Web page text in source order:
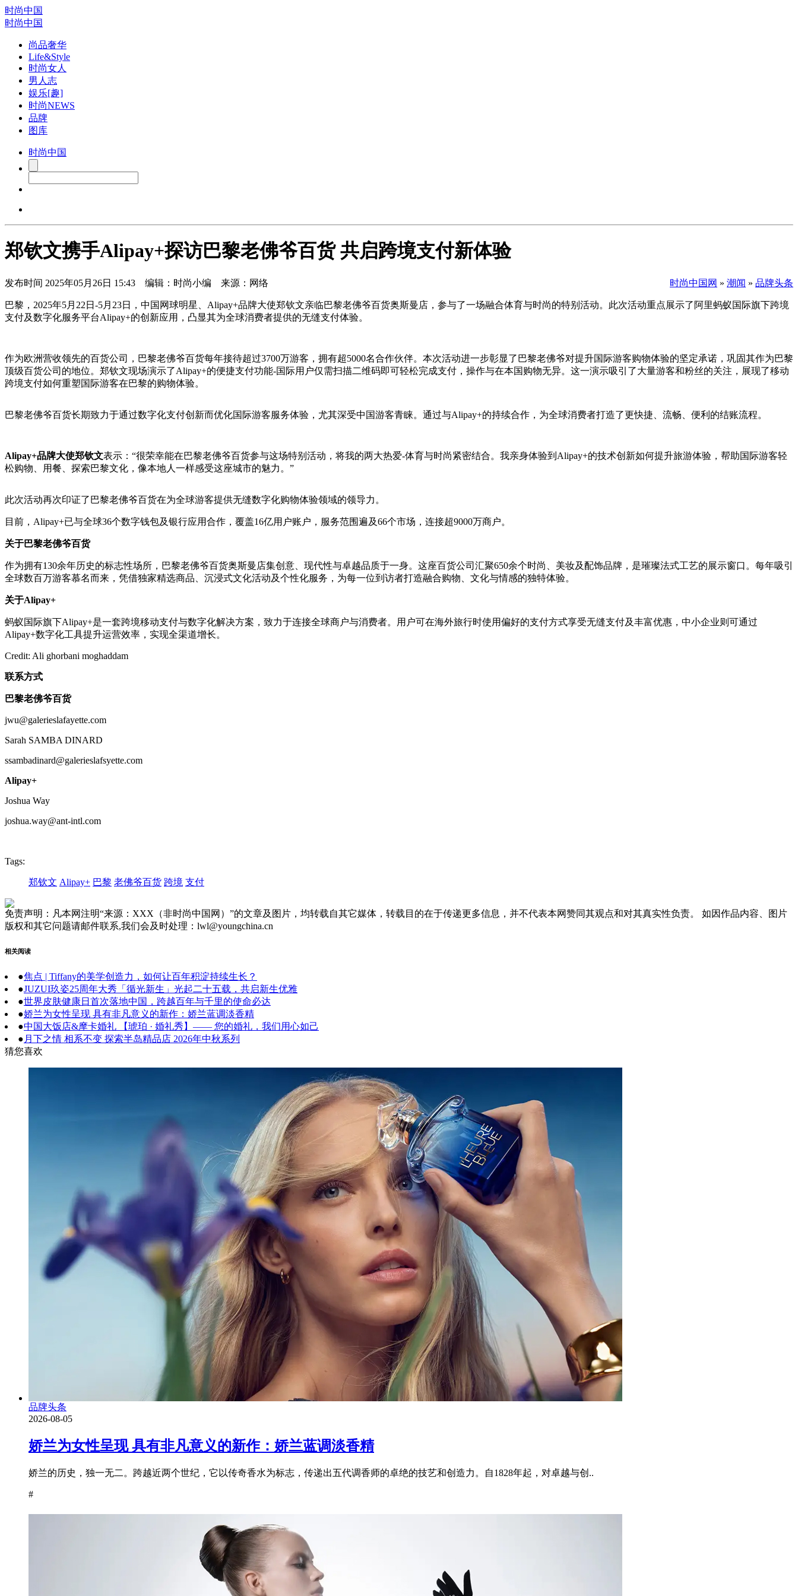
时尚中国
时尚中国
尚品奢华
Life&Style
时尚女人
男人志
娱乐[趣]
时尚NEWS
品牌
图库
时尚中国
郑钦文携手Alipay+探访巴黎老佛爷百货 共启跨境支付新体验
发布时间 2025年05月26日 15:43 编辑：时尚小编 来源：网络 时尚中国网 » 潮闻 » 品牌头条
巴黎，2025年5月22日-5月23日，中国网球明星、Alipay+品牌大使郑钦文亲临巴黎老佛爷百货奥斯曼店，参与了一场融合体育与时尚的特别活动。此次活动重点展示了阿里蚂蚁国际旗下跨境
支付及数字化服务平台Alipay+的创新应用，凸显其为全球消费者提供的无缝支付体验。
作为欧洲营收领先的百货公司，巴黎老佛爷百货每年接待超过3700万游客，拥有超5000名合作伙伴。本次活动进一步彰显了巴黎老佛爷对提升国际游客购物体验的坚定承诺，巩固其作为巴黎
顶级百货公司的地位。郑钦文现场演示了Alipay+的便捷支付功能-国际用户仅需扫描二维码即可轻松完成支付，操作与在本国购物无异。这一演示吸引了大量游客和粉丝的关注，展现了移动
跨境支付如何重塑国际游客在巴黎的购物体验。
巴黎老佛爷百货长期致力于通过数字化支付创新而优化国际游客服务体验，尤其深受中国游客青睐。通过与Alipay+的持续合作，为全球消费者打造了更快捷、流畅、便利的结账流程。
Alipay+品牌大使郑钦文表示：“很荣幸能在巴黎老佛爷百货参与这场特别活动，将我的两大热爱-体育与时尚紧密结合。我亲身体验到Alipay+的技术创新如何提升旅游体验，帮助国际游客轻
松购物、用餐、探索巴黎文化，像本地人一样感受这座城市的魅力。”
此次活动再次印证了巴黎老佛爷百货在为全球游客提供无缝数字化购物体验领域的领导力。
目前，Alipay+已与全球36个数字钱包及银行应用合作，覆盖16亿用户账户，服务范围遍及66个市场，连接超9000万商户。
关于巴黎老佛爷百货
作为拥有130余年历史的标志性场所，巴黎老佛爷百货奥斯曼店集创意、现代性与卓越品质于一身。这座百货公司汇聚650余个时尚、美妆及配饰品牌，是璀璨法式工艺的展示窗口。每年吸引
全球数百万游客慕名而来，凭借独家精选商品、沉浸式文化活动及个性化服务，为每一位到访者打造融合购物、文化与情感的独特体验。
关于Alipay+
蚂蚁国际旗下Alipay+是一套跨境移动支付与数字化解决方案，致力于连接全球商户与消费者。用户可在海外旅行时使用偏好的支付方式享受无缝支付及丰富优惠，中小企业则可通过
Alipay+数字化工具提升运营效率，实现全渠道增长。
Credit: Ali ghorbani moghaddam
联系方式
巴黎老佛爷百货
jwu@galerieslafayette.com
Sarah SAMBA DINARD
ssambadinard@galerieslafsyette.com
Alipay+
Joshua Way
joshua.way@ant-intl.com
Tags:
郑钦文 Alipay+ 巴黎 老佛爷百货 跨境 支付
免责声明：凡本网注明“来源：XXX（非时尚中国网）”的文章及图片，均转载自其它媒体，转载目的在于传递更多信息，并不代表本网赞同其观点和对其真实性负责。 如因作品内容、图片
版权和其它问题请邮件联系,我们会及时处理：lwl@youngchina.cn
相关阅读
●焦点 | Tiffany的美学创造力，如何让百年积淀持续生长？
●JUZUI玖姿25周年大秀「循光新生」光起二十五载，共启新生优雅
●世界皮肤健康日首次落地中国，跨越百年与千里的使命必达
●娇兰为女性呈现 具有非凡意义的新作：娇兰蓝调淡香精
●中国大饭店&摩卡婚礼 【琥珀 · 婚礼秀】—— 您的婚礼，我们用心如己
● 月下之情 相系不变 探索半岛精品店 2026年中秋系列
猜您喜欢
品牌头条
2026-08-05
娇兰为女性呈现 具有非凡意义的新作：娇兰蓝调淡香精
娇兰的历史，独一无二。跨越近两个世纪，它以传奇香水为标志，传递出五代调香师的卓绝的技艺和创造力。自1828年起，对卓越与创..
#